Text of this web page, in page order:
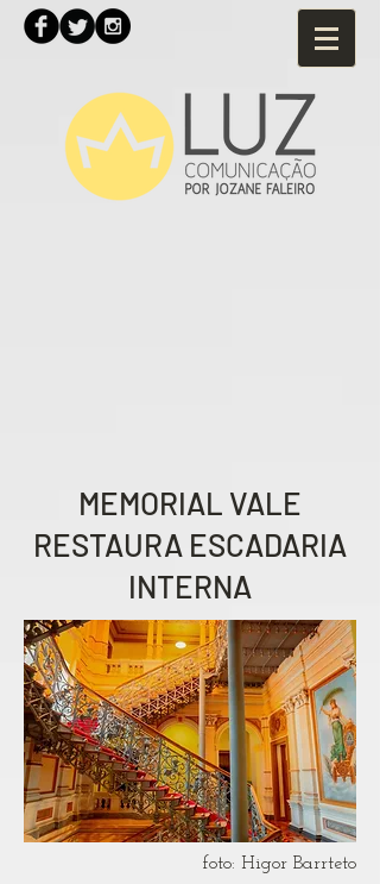
MEMORIAL VALE
RESTAURA ESCADARIA
INTERNA
foto: Higor Barrteto